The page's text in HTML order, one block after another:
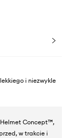
i niezwykle
Helmet Concept™,
w trakcie i